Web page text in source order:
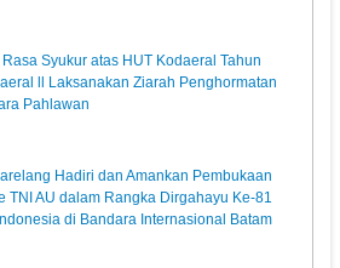
Syukur atas HUT Kodaeral Tahun
ll Laksanakan Ziarah Penghormatan
Pahlawan
Hadiri dan Amankan Pembukaan
TNI AU dalam Rangka Dirgahayu Ke-81
di Bandara Internasional Batam